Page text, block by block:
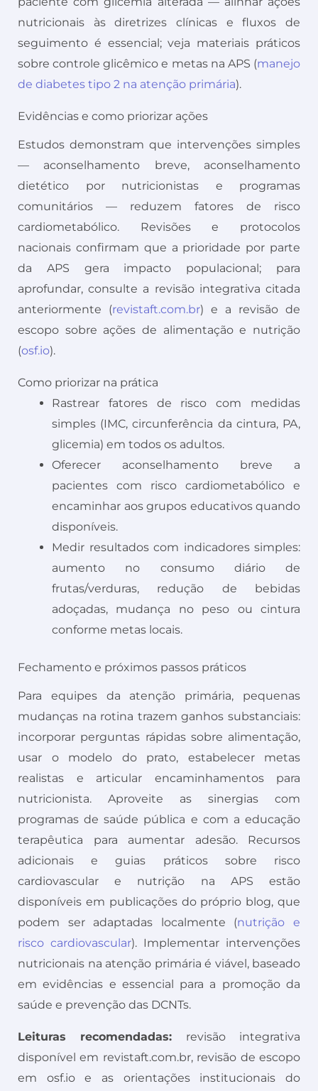
nutricionais às diretrizes clínicas e fluxos de
seguimento é essencial; veja materiais práticos
sobre controle glicêmico e metas na APS (manejo
de diabetes tipo 2 na atenção primária).
Evidências e como priorizar ações
Estudos demonstram que intervenções simples
— aconselhamento breve, aconselhamento
dietético por nutricionistas e programas
comunitários — reduzem fatores de risco
cardiometabólico. Revisões e protocolos
nacionais confirmam que a prioridade por parte
da APS gera impacto populacional; para
aprofundar, consulte a revisão integrativa citada
anteriormente (revistaft.com.br) e a revisão de
escopo sobre ações de alimentação e nutrição
(osf.io).
Como priorizar na prática
Rastrear fatores de risco com medidas
simples (IMC, circunferência da cintura, PA,
glicemia) em todos os adultos.
Oferecer aconselhamento breve a
pacientes com risco cardiometabólico e
encaminhar aos grupos educativos quando
disponíveis.
Medir resultados com indicadores simples:
aumento no consumo diário de
frutas/verduras, redução de bebidas
adoçadas, mudança no peso ou cintura
conforme metas locais.
Fechamento e próximos passos práticos
Para equipes da atenção primária, pequenas
mudanças na rotina trazem ganhos substanciais:
incorporar perguntas rápidas sobre alimentação,
usar o modelo do prato, estabelecer metas
realistas e articular encaminhamentos para
nutricionista. Aproveite as sinergias com
programas de saúde pública e com a educação
terapêutica para aumentar adesão. Recursos
adicionais e guias práticos sobre risco
cardiovascular e nutrição na APS estão
disponíveis em publicações do próprio blog, que
podem ser adaptadas localmente (nutrição e
risco cardiovascular). Implementar intervenções
nutricionais na atenção primária é viável, baseado
em evidências e essencial para a promoção da
saúde e prevenção das DCNTs.
Leituras recomendadas: revisão integrativa
disponível em revistaft.com.br, revisão de escopo
em osf.io e as orientações institucionais do